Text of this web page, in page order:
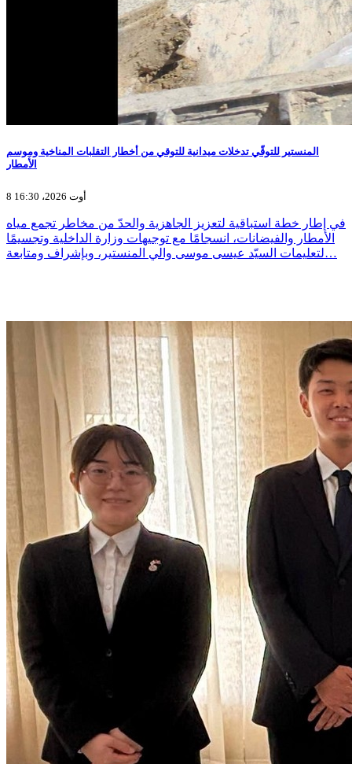
المنستير للتوقّي تدخلات ميدانية للتوقي من أخطار التقلبات المناخية وموسم
الأمطار
8 أوت 2026، 16:30
في إطار خطة استباقية لتعزيز الجاهزية والحدّ من مخاطر تجمع مياه
الأمطار والفيضانات، انسجامًا مع توجيهات وزارة الداخلية وتجسيمًا
لتعليمات السيّد عيسى موسى والي المنستير، وبإشراف ومتابعة…